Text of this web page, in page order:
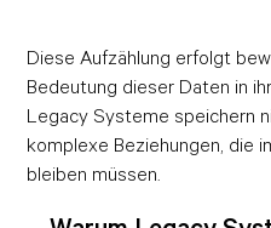
Diese Aufzählung erfolgt
Bedeutung dieser Daten in
Legacy Systeme speichern
komplexe Beziehungen, die
bleiben müssen.